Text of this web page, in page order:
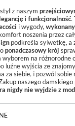
z naszym
i funkcjonalność.
i wygody,
noszenia przez
podkreśla sylwetkę, a
ponadczasowy krój
wyborem na różnorodne
luźne wyjścia ze
za siebie, i pozwól sobie
naszego
nigdy nie wyjdzie z